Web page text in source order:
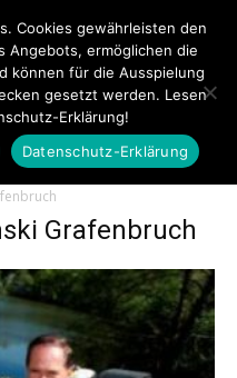
Grafenbruch
Cookies gewährleisten den
Angebots, ermöglichen die
können für die Ausspielung
gesetzt werden. Lesen
Erklärung!
Datenschutz-Erklärung